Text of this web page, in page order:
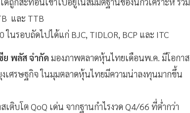
และ TTB
นรอบถัดไปได้แก่ BJC, TIDLOR, BCP และ ITC
พลัส จำกัด มองภาพตลาดหุ้นไทยเดือนพ.ค. มีโอกาส
ศรษฐกิจ ในมุมตลาดหุ้นไทยมีความน่าลงทุนมากขึ้น
ติบโต QoQ เด่น จากฐานกำไรงวด Q4/66 ที่ต่ำกว่า